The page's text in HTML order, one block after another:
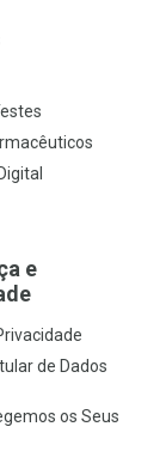
e
de Dados
os Seus